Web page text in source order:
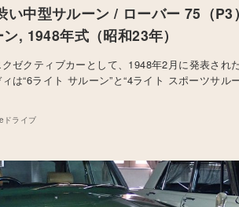
い中型サルーン / ローバー 75（P3
, 1948年式（昭和23年）
ゼクティブカーとして、1948年2月に発表され
は“6ライト サルーン”と“4ライト スポーツサル
ドライブ